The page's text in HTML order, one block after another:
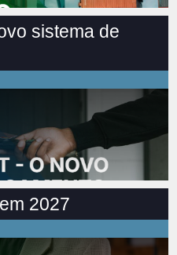
sistema de
2027